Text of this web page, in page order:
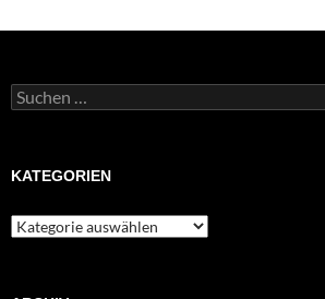
Suchen
nach:
KATEGORIEN
Kategorien